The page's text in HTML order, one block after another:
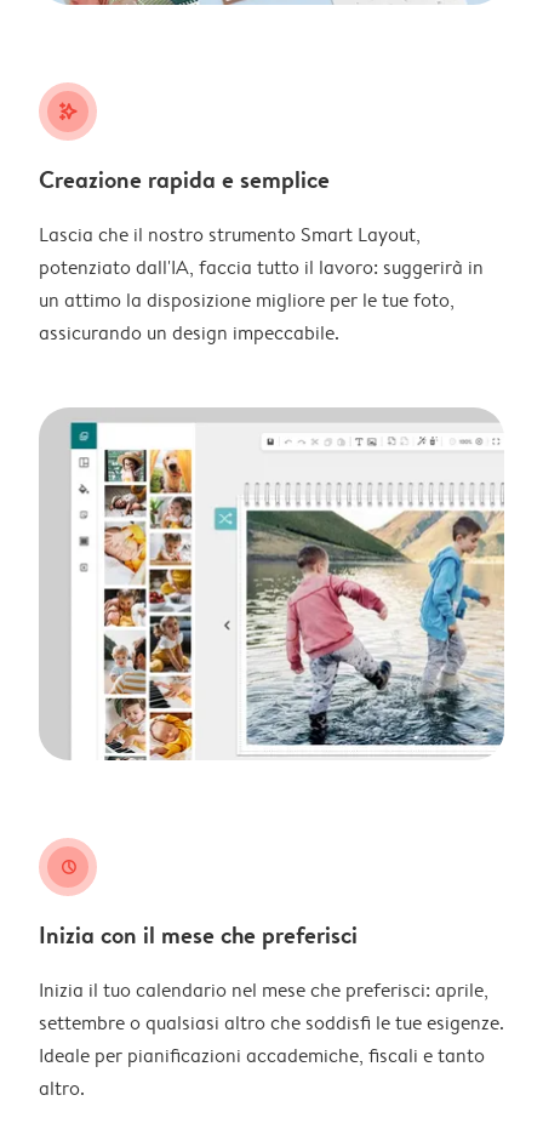
stars_plus
Creazione rapida e semplice
Lascia che il nostro strumento Smart Layout,
potenziato dall'IA, faccia tutto il lavoro: suggerirà in
un attimo la disposizione migliore per le tue foto,
assicurando un design impeccabile.
clock
Inizia con il mese che preferisci
Inizia il tuo calendario nel mese che preferisci: aprile,
settembre o qualsiasi altro che soddisfi le tue esigenze.
Ideale per pianificazioni accademiche, fiscali e tanto
altro.